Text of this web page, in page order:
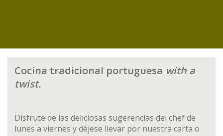
Cocina tradicional portuguesa with a
twist.
Disfrute de las deliciosas sugerencias del chef de
lunes a viernes y déjese llevar por nuestra carta o